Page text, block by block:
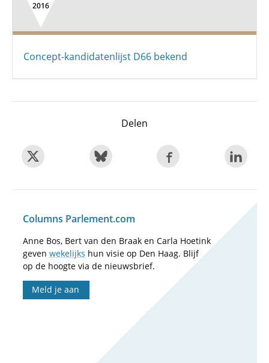
2016
Concept-kandidatenlijst D66 bekend
Delen
Columns Parlement.com
Anne Bos, Bert van den Braak en Carla Hoetink
geven wekelijks hun visie op Den Haag. Blijf
op de hoogte via de nieuwsbrief.
Meld je aan